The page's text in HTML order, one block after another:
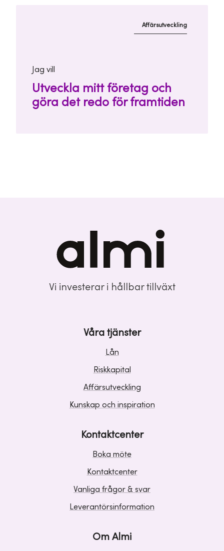
Affärsutveckling
Jag vill
Utveckla mitt företag och
göra det redo för framtiden
Vi investerar i hållbar tillväxt
Våra tjänster
Lån
Riskkapital
Affärsutveckling
Kunskap och inspiration
Kontaktcenter
Boka möte
Kontaktcenter
Vanliga frågor & svar
Leverantörsinformation
Om Almi